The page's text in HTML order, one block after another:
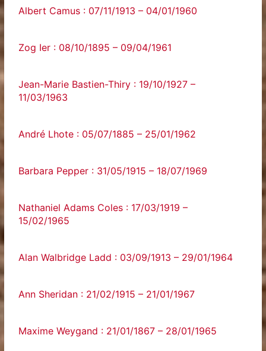
Albert Camus : 07/11/1913 – 04/01/1960
Zog Ier : 08/10/1895 – 09/04/1961
Jean-Marie Bastien-Thiry : 19/10/1927 –
11/03/1963
André Lhote : 05/07/1885 – 25/01/1962
Barbara Pepper : 31/05/1915 – 18/07/1969
Nathaniel Adams Coles : 17/03/1919 –
15/02/1965
Alan Walbridge Ladd : 03/09/1913 – 29/01/1964
Ann Sheridan : 21/02/1915 – 21/01/1967
Maxime Weygand : 21/01/1867 – 28/01/1965